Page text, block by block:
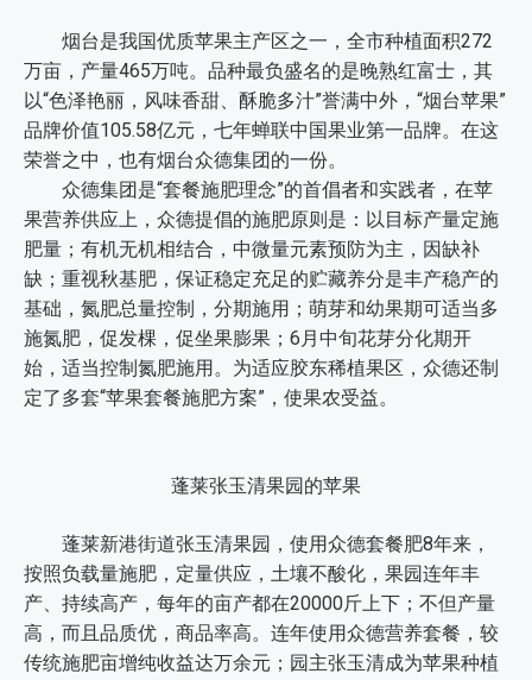
烟台是我国优质苹果主产区之一，全市种植面积272
万亩，产量465万吨。品种最负盛名的是晚熟红富士，其
以“色泽艳丽，风味香甜、酥脆多汁”誉满中外，“烟台苹果”
品牌价值105.58亿元，七年蝉联中国果业第一品牌。在这
荣誉之中，也有烟台众德集团的一份。
众德集团是“套餐施肥理念”的首倡者和实践者，在苹
果营养供应上，众德提倡的施肥原则是：以目标产量定施
肥量；有机无机相结合，中微量元素预防为主，因缺补
缺；重视秋基肥，保证稳定充足的贮藏养分是丰产稳产的
基础，氮肥总量控制，分期施用；萌芽和幼果期可适当多
施氮肥，促发棵，促坐果膨果；6月中旬花芽分化期开
始，适当控制氮肥施用。为适应胶东稀植果区，众德还制
定了多套“苹果套餐施肥方案”，使果农受益。
蓬莱张玉清果园的苹果
蓬莱新港街道张玉清果园，使用众德套餐肥8年来，
按照负载量施肥，定量供应，土壤不酸化，果园连年丰
产、持续高产，每年的亩产都在20000斤上下；不但产量
高，而且品质优，商品率高。连年使用众德营养套餐，较
传统施肥亩增纯收益达万余元；园主张玉清成为苹果种植